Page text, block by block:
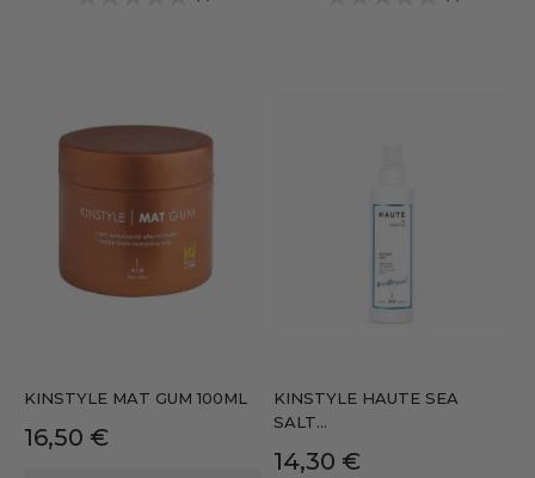
KINSTYLE MAT GUM 100ML
Precio
16,50 €
KINSTYLE HAUTE SEA
SALT...
Precio
14,30 €